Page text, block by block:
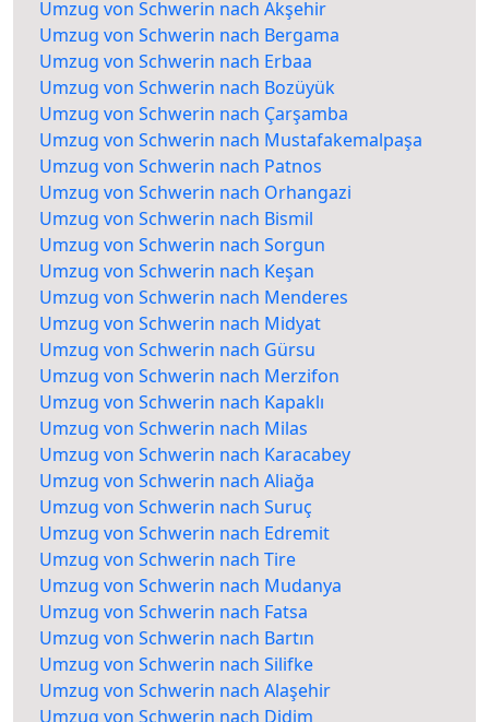
Umzug von Schwerin nach Akşehir
Umzug von Schwerin nach Bergama
Umzug von Schwerin nach Erbaa
Umzug von Schwerin nach Bozüyük
Umzug von Schwerin nach Çarşamba
Umzug von Schwerin nach Mustafakemalpaşa
Umzug von Schwerin nach Patnos
Umzug von Schwerin nach Orhangazi
Umzug von Schwerin nach Bismil
Umzug von Schwerin nach Sorgun
Umzug von Schwerin nach Keşan
Umzug von Schwerin nach Menderes
Umzug von Schwerin nach Midyat
Umzug von Schwerin nach Gürsu
Umzug von Schwerin nach Merzifon
Umzug von Schwerin nach Kapaklı
Umzug von Schwerin nach Milas
Umzug von Schwerin nach Karacabey
Umzug von Schwerin nach Aliağa
Umzug von Schwerin nach Suruç
Umzug von Schwerin nach Edremit
Umzug von Schwerin nach Tire
Umzug von Schwerin nach Mudanya
Umzug von Schwerin nach Fatsa
Umzug von Schwerin nach Bartın
Umzug von Schwerin nach Silifke
Umzug von Schwerin nach Alaşehir
Umzug von Schwerin nach Didim